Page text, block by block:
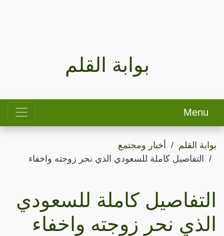
بوابة القلم
Menu
بوابة القلم
أخبار ومجتمع
التفاصيل كاملة للسعودي الذي نحر زوجته واخفاء
التفاصيل كاملة للسعودي
الذي نحر زوجته واخفاء